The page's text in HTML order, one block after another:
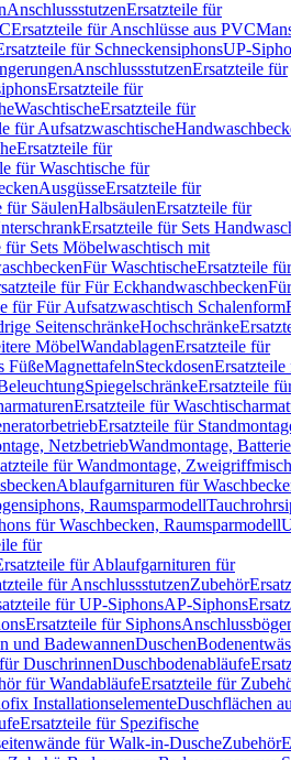
AnschlussstutzenErsatzteile für
Ersatzteile für Anschlüsse aus PVC
für SchneckensiphonsUP-
AnschlussstutzenErsatzteile für
Ersatzteile für
WaschtischeErsatzteile für
für Aufsatzwaschtische
Ersatzteile für
für Waschtische für
AusgüsseErsatzteile für
für SäulenHalbsäulenErsatzteile für
Ersatzteile für Sets
für Sets Möbelwaschtisch mit
Für WaschtischeErsatzteile
für Für EckhandwaschbeckenFür
für Für Aufsatzwaschtisch Schalenform
SeitenschränkeHochschränke
MöbelWandablagenErsatzteile für
FüßeMagnettafelnSteckdosenErsatzteile
SpiegelschränkeErsatzteile
Ersatzteile für
Ersatzteile für
NetzbetriebWandmontage,
für Wandmontage,
Ablaufgarnituren für
Raumsparmodell
für Waschbecken, Raumsparmodell
für
für Ablaufgarnituren für
für AnschlussstutzenZubehör
für UP-SiphonsAP-Siphons
Ersatzteile für Siphons
und BadewannenDuschen
DuschrinnenDuschbodenabläufe
für WandabläufeErsatzteile für
InstallationselementeDuschflächen
Ersatzteile für Spezifische
für Walk-in-DuscheZubehör